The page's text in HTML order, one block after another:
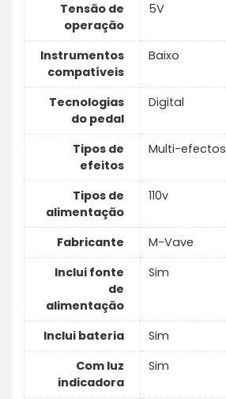
Tensão de
operação
5V
Instrumentos
compatíveis
Baixo
Tecnologias
do pedal
Digital
Tipos de
efeitos
Multi-efectos
Tipos de
alimentação
110v
Fabricante
M-Vave
Inclui fonte
de
alimentação
Sim
Inclui bateria
Sim
Com luz
indicadora
Sim